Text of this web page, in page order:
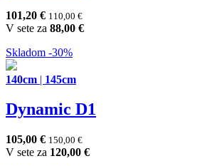
101,20 € 110,00 €
V sete za 88,00 €
Skladom -30%
140cm | 145cm
Dynamic D1
105,00 € 150,00 €
V sete za 120,00 €